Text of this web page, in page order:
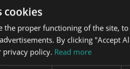
An ideal home for tenants seeking
cookies
the proper functioning of the site,
By clicking "Accept
privacy policy. Read more